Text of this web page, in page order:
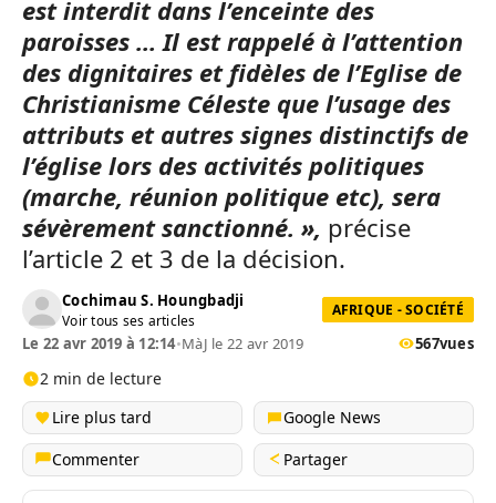
est interdit dans l’enceinte des
paroisses … Il est rappelé à l’attention
des dignitaires et fidèles de l’Eglise de
Christianisme Céleste que l’usage des
attributs et autres signes distinctifs de
l’église lors des activités politiques
(marche, réunion politique etc), sera
sévèrement sanctionné. », précise
l’article 2 et 3 de la décision.
Cochimau S. Houngbadji
Voir tous ses articles
AFRIQUE - SOCIÉTÉ
Le 22 avr 2019 à 12:14•MàJ le 22 avr 2019 567vues
2 min de lecture
Lire plus tard
Google News
Commenter
Partager